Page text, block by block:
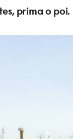
prima o poi.